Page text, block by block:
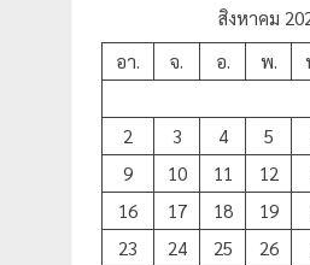
สิงหาคม
อา.
จ. อ. พ.
2
3 4 5
9
10 11 12
16
17 18 19
23
24 25 26